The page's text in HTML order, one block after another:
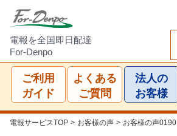
電報を全国即日配達
For-Denpo
ご利用
ガイド
よくある
ご質問
法人の
お客様
電報サービスTOP > お客様の声 > お客様の声0190